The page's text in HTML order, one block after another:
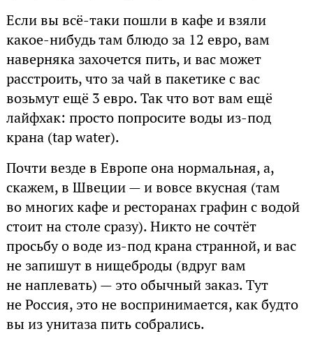
Если вы всё-таки пошли в кафе и взяли
какое-нибудь там блюдо за 12 евро, вам
наверняка захочется пить, и вас может
расстроить, что за чай в пакетике с вас
возьмут ещё 3 евро. Так что вот вам ещё
лайфхак: просто попросите воды из-под
крана (tap water).
Почти везде в Европе она нормальная, а,
скажем, в Швеции — и вовсе вкусная (там
во многих кафе и ресторанах графин с водой
стоит на столе сразу). Никто не сочтёт
просьбу о воде из-под крана странной, и вас
не запишут в нищеброды (вдруг вам
не наплевать) — это обычный заказ. Тут
не Россия, это не воспринимается, как будто
вы из унитаза пить собрались.